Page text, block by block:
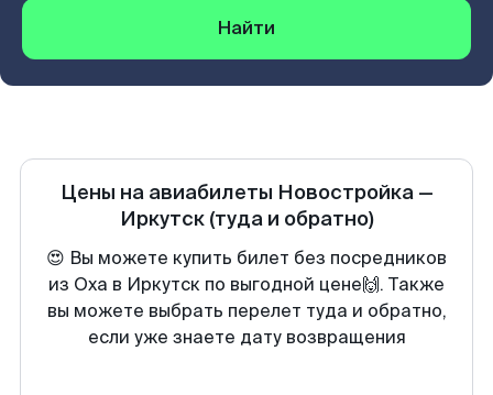
Найти
Цены на авиабилеты Новостройка—
Иркутск (туда и обратно)
😍 Вы можете купить билет без посредников
из Оха в Иркутск по выгодной цене🙌. Также
вы можете выбрать перелет туда и обратно,
если уже знаете дату возвращения